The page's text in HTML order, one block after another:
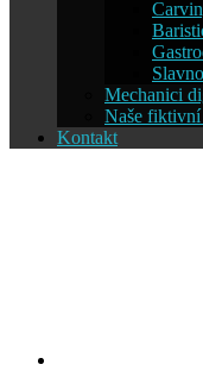
Mechanici
Naše
Kontakt